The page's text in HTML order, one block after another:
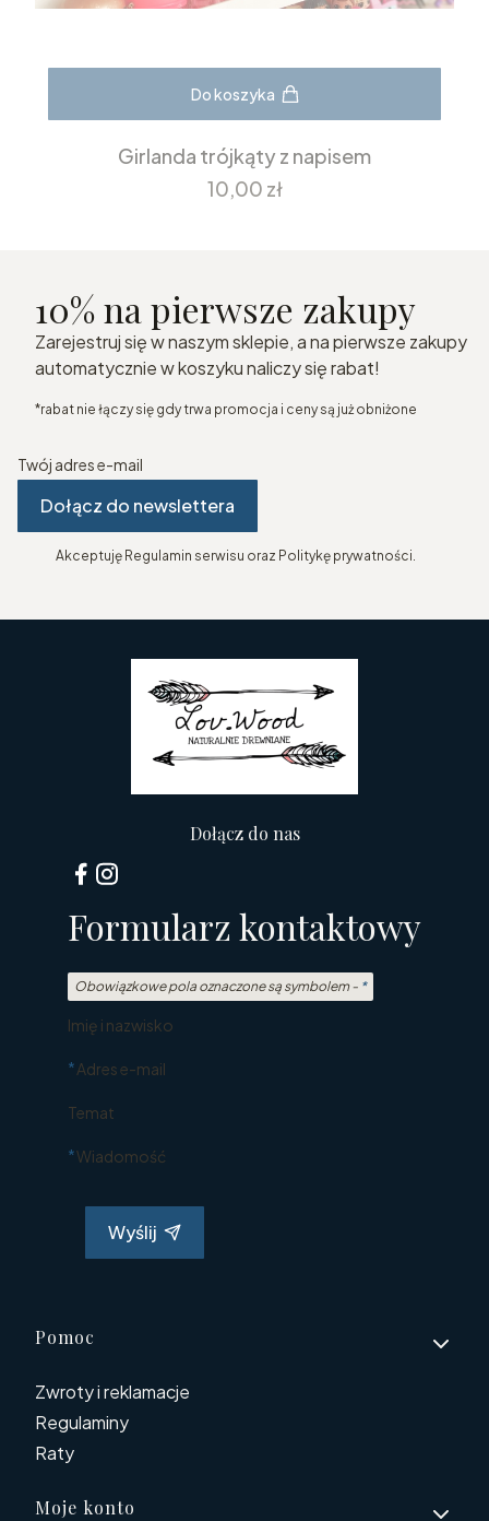
Do koszyka
Girlanda trójkąty z napisem
Cena
10,00 zł
10% na pierwsze zakupy
Zarejestruj się w naszym sklepie, a na pierwsze zakupy
automatycznie w koszyku naliczy się rabat!
*rabat nie łączy się gdy trwa promocja i ceny są już obniżone
Twój adres e-mail
Dołącz do newslettera
Akceptuję Regulamin serwisu oraz Politykę prywatności.
Dołącz do nas
Formularz kontaktowy
Obowiązkowe pola oznaczone są symbolem - *
Imię i nazwisko
*Adres e-mail
Temat
*Wiadomość
Wyślij
Linki w stopce
Pomoc
Zwroty i reklamacje
Regulaminy
Raty
Moje konto